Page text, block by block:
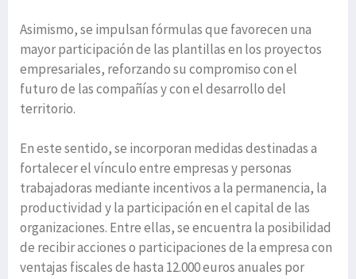
Asimismo, se impulsan fórmulas que favorecen una
mayor participación de las plantillas en los proyectos
empresariales, reforzando su compromiso con el
futuro de las compañías y con el desarrollo del
territorio.
En este sentido, se incorporan medidas destinadas a
fortalecer el vínculo entre empresas y personas
trabajadoras mediante incentivos a la permanencia, la
productividad y la participación en el capital de las
organizaciones. Entre ellas, se encuentra la posibilidad
de recibir acciones o participaciones de la empresa con
ventajas fiscales de hasta 12.000 euros anuales por